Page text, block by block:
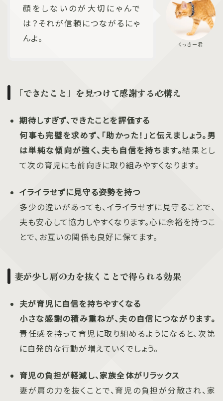
顔をしないのが大切にゃんで
は？それが信頼につながるにゃ
んよ。
「できたこと」を見つけて感謝する心構え
期待しすぎず、できたことを評価する
何事も完璧を求めず、「助かった！」と伝えましょう。男
は単純な傾向が強く、夫も自信を持ちます。結果とし
て次の育児にも前向きに取り組みやすくなります。
イライラせずに見守る姿勢を持つ
多少の違いがあっても、イライラせずに見守ることで、
夫も安心して協力しやすくなります。心に余裕を持つこ
とで、お互いの関係も良好に保てます。
妻が少し肩の力を抜くことで得られる効果
夫が育児に自信を持ちやすくなる
小さな感謝の積み重ねが、夫の自信につながります。
責任感を持って育児に取り組めるようになると、次第
に自発的な行動が増えていくでしょう。
育児の負担が軽減し、家族全体がリラックス
妻が肩の力を抜くことで、育児の負担が分散され、家